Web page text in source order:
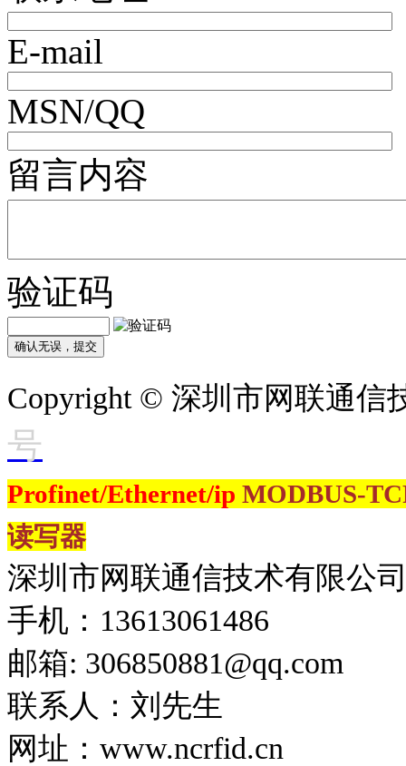
E-mail
MSN/QQ
留言内容
验证码
Copyright © 深圳市网联通
号
Profinet/Ethernet/ip MODBUS-
读写器
深圳市网联通信技术有限公
手机：13613061486
邮箱: 306850881​@qq.com
联系人：刘先生
网址：www.ncrfid.cn